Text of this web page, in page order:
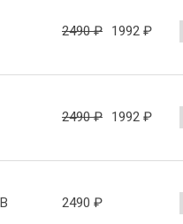
2490₽ 1992 ₽
2490₽ 1992 ₽
2490 ₽